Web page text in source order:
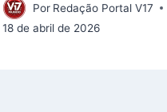
Por Redação Portal V17
18 de abril de 2026